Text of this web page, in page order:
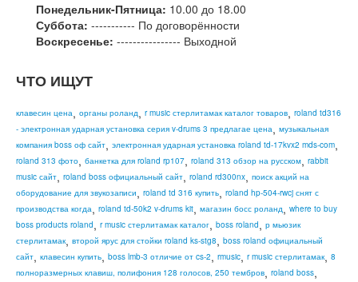
Понедельник-Пятница: 10.00 до 18.00
Суббота: ----------- По договорённости
Воскресенье: ---------------- Выходной
ЧТО ИЩУТ
клавесин цена, органы роланд, r music стерлитамак каталог товаров, roland td316
- электронная ударная установка серия v-drums 3 предлагае цена, музыкальная
компания boss оф сайт, электронная ударная установка roland td-17kvx2 mds-com,
roland 313 фото, банкетка для roland rp107, roland 313 обзор на русском, rabbit
music сайт, roland boss официальный сайт, roland rd300nx, поиск акций на
оборудование для звукозаписи, roland td 316 купить, roland hp-504-rwcj снят с
производства когда, roland td-50k2 v-drums kit, магазин босс роланд, where to buy
boss products roland, r music стерлитамак каталог, boss roland, р мьюзик
стерлитамак, второй ярус для стойки roland ks-stg8, boss roland официальный
сайт, клавесин купить, boss lmb-3 отличие от cs-2, rmusic, r music стерлитамак, 8
полноразмерных клавиш, полифония 128 голосов, 250 тембров, roland boss,